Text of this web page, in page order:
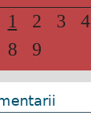
1 2 3 4
8
9